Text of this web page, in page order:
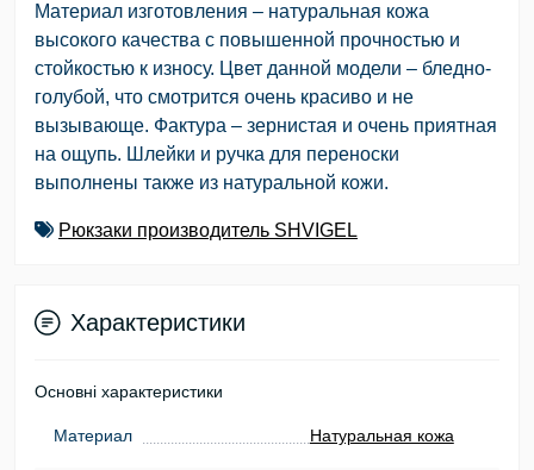
Материал изготовления – натуральная кожа
высокого качества с повышенной прочностью и
стойкостью к износу. Цвет данной модели – бледно-
голубой, что смотрится очень красиво и не
вызывающе. Фактура – зернистая и очень приятная
на ощупь. Шлейки и ручка для переноски
выполнены также из натуральной кожи.
Рюкзаки производитель SHVIGEL
Характеристики
Основні характеристики
Материал Натуральная кожа